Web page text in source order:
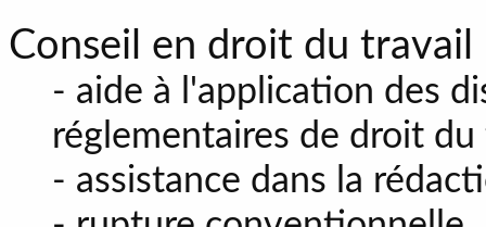
Conseil en droit du travail
- aide à l'application des
réglementaires de droit
- assistance dans la